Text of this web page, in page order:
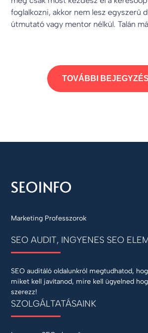
foglalkozni, akkor nem lesz egyszerű
útmutató vagy mentor nélkül. Talán
TOVÁBBI
Marketing Professzorok
SEO AUDIT, INGYENES SEO
SEO auditáló oldalunkról megtudhatod,
miket kell javítanod, mire kell ügyelned
szerezz!
SZOLGÁLTATÁSAINK